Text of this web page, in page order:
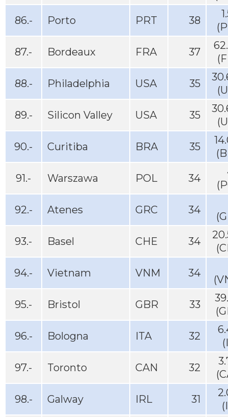
86.- Porto PRT 38
87.- Bordeaux FRA 37
88.- Philadelphia USA 35
89.- Silicon Valley USA 35
90.- Curitiba BRA 35
91.- Warszawa POL 34
92.- Atenes GRC 34
93.- Basel CHE 34
94.- Vietnam VNM 34
95.- Bristol GBR 33
96.- Bologna ITA 32
97.- Toronto CAN 32
98.- Galway IRL 31